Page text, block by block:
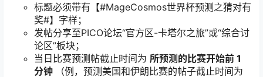
标题必须带有【#MageCosmos世界杯预测之猜对有
奖#】字样；
发帖分享至PICO论坛“官方区-卡塔尔之旅”或“综合讨
论区”板块；
当日比赛预测帖截止时间为 所预测的比赛开始前 1
分钟
（例，预测美国和伊朗比赛的帖子截止时间为